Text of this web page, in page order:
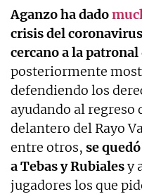
Aganzo ha dado
crisis del
cercano a la patronal
posteriormente
defendiendo los
ayudando al regreso
delantero del Rayo
entre otros, se
a Tebas y Rubialesy
jugadores los que